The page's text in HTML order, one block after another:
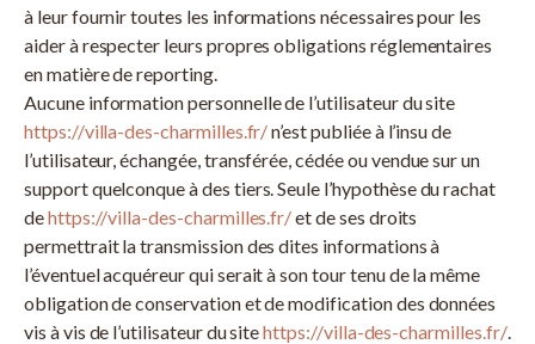
à leur fournir toutes les informations nécessaires pour les
aider à respecter leurs propres obligations réglementaires
en matière de reporting.
Aucune information personnelle de l’utilisateur du site
https://villa-des-charmilles.fr/n’est publiée à l’insu de
l’utilisateur, échangée, transférée, cédée ou vendue sur un
support quelconque à des tiers. Seule l’hypothèse du rachat
dehttps://villa-des-charmilles.fr/et de ses droits
permettrait la transmission des dites informations à
l’éventuel acquéreur qui serait à son tour tenu de la même
obligation de conservation et de modification des données
vis à vis de l’utilisateur du sitehttps://villa-des-charmilles.fr/.